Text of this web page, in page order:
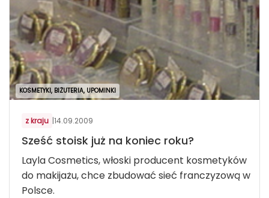
KOSMETYKI, BIŻUTERIA, UPOMINKI
z kraju |14.09.2009
Sześć stoisk już na koniec roku?
Layla Cosmetics, włoski producent kosmetyków
do makijażu, chce zbudować sieć franczyzową w
Polsce.